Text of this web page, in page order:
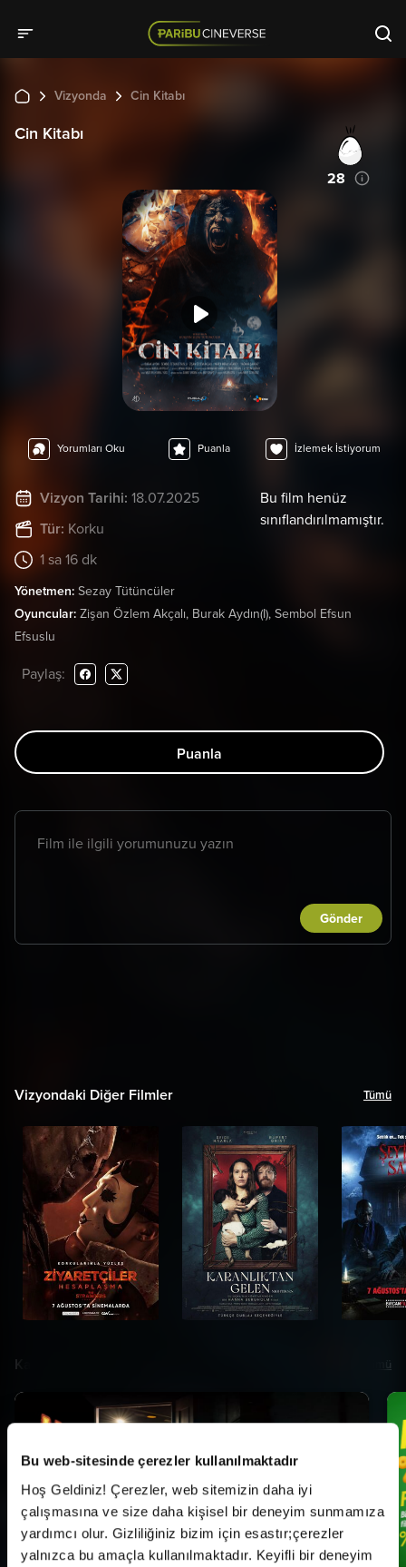
Bu web-sitesinde çerezler kullanılmaktadır
Hoş Geldiniz! Çerezler, web sitemizin daha iyi
çalışmasına ve size daha kişisel bir deneyim sunmamıza
yardımcı olur. Gizliliğiniz bizim için esastır;çerezler
yalnızca bu amaçla kullanılmaktadır. Keyifli bir deneyim
Vizyonda Cin Kitabı
Cin Kitabı
28
Yorumları Oku Puanla İzlemek İstiyorum
Vizyon Tarihi: 18.07.2025
Tür: Korku
1 sa 16 dk
Bu film henüz
sınıflandırılmamıştır.
Yönetmen: Sezay Tütüncüler
Oyuncular: Zişan Özlem Akçalı, Burak Aydın(I), Sembol Efsun
Efsuslu
Paylaş:
Puanla
Gönder
Vizyondaki Diğer Filmler Tümü
Kampanyalar Tümü